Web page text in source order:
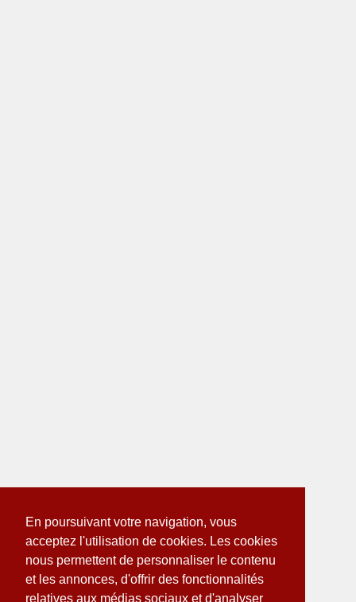
En poursuivant votre navigation, vous
acceptez l'utilisation de cookies. Les cookies
nous permettent de personnaliser le contenu
et les annonces, d'offrir des fonctionnalités
relatives aux médias sociaux et d'analyser